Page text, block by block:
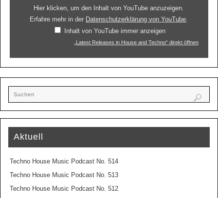
Hier klicken, um den Inhalt von YouTube anzuzeigen.
Erfahre mehr in der Datenschutzerklärung von YouTube.
Inhalt von YouTube immer anzeigen
„Latest Releases in House and Techno“ direkt öffnen
Aktuell
Techno House Music Podcast No. 514
Techno House Music Podcast No. 513
Techno House Music Podcast No. 512